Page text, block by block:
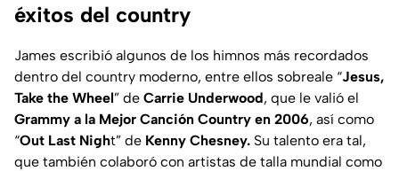
éxitos del country
James escribió algunos de los himnos más recordados
dentro del country moderno, entre ellos sobreale “Jesus,
Take the Wheel” de Carrie Underwood, que le valió el
Grammy a la Mejor Canción Country en 2006, así como
“Out Last Night” de Kenny Chesney. Su talento era tal,
que también colaboró con artistas de talla mundial como